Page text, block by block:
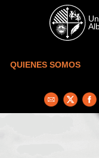
Skip to main content
QUIENES SOMOS